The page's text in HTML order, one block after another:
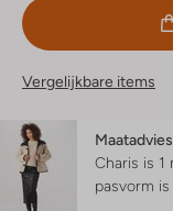
Vergelijkbare items
Maatadvies
Charis is 1
pasvorm is